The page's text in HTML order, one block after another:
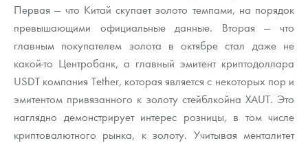
Первая — что Китай скупает золото темпами, на порядок
превышающими официальные данные. Вторая — что
главным покупателем золота в октябре стал даже не
какой-то Центробанк, а главный эмитент криптодоллара
USDT компания Tether, которая является с некоторых пор и
эмитентом привязанного к золоту стейблкойна XAUT. Это
наглядно демонстрирует интерес розницы, в том числе
криптовалютного рынка, к золоту. Учитывая менталитет